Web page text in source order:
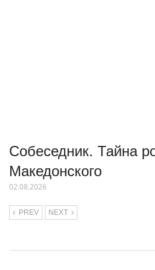
Собеседник. Тайна
Македонского
02.08.2026
PREV NEXT